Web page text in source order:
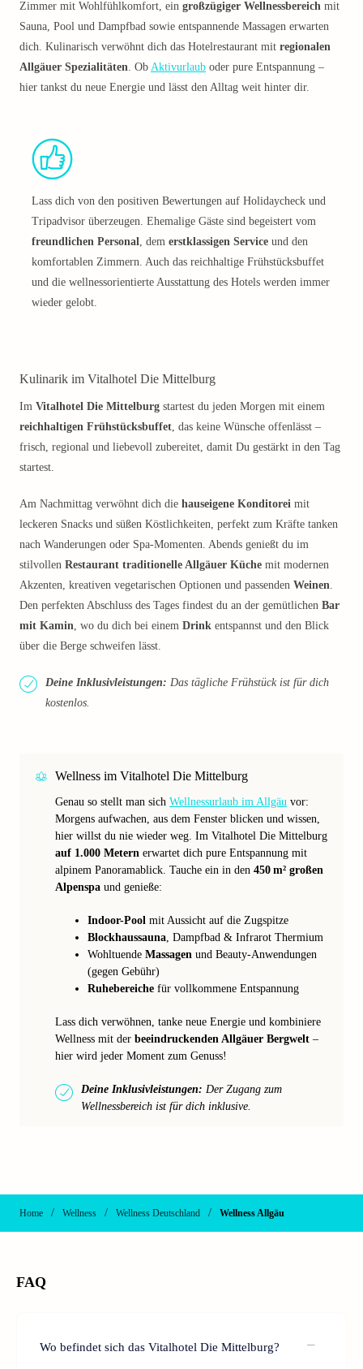
Zimmer mit Wohlfühlkomfort, ein großzügiger Wellnessbereich mit
Sauna, Pool und Dampfbad sowie entspannende Massagen erwarten
dich. Kulinarisch verwöhnt dich das Hotelrestaurant mit regionalen
Allgäuer Spezialitäten. Ob Aktivurlaub oder pure Entspannung –
hier tankst du neue Energie und lässt den Alltag weit hinter dir.
Lass dich von den positiven Bewertungen auf Holidaycheck und
Tripadvisor überzeugen. Ehemalige Gäste sind begeistert vom
freundlichen Personal, dem erstklassigen Service und den
komfortablen Zimmern. Auch das reichhaltige Frühstücksbuffet
und die wellnessorientierte Ausstattung des Hotels werden immer
wieder gelobt.
Kulinarik im Vitalhotel Die Mittelburg
Im Vitalhotel Die Mittelburg startest du jeden Morgen mit einem
reichhaltigen Frühstücksbuffet, das keine Wünsche offenlässt –
frisch, regional und liebevoll zubereitet, damit Du gestärkt in den Tag
startest.
Am Nachmittag verwöhnt dich die hauseigene Konditorei mit
leckeren Snacks und süßen Köstlichkeiten, perfekt zum Kräfte tanken
nach Wanderungen oder Spa-Momenten. Abends genießt du im
stilvollen Restaurant traditionelle Allgäuer Küche mit modernen
Akzenten, kreativen vegetarischen Optionen und passenden Weinen.
Den perfekten Abschluss des Tages findest du an der gemütlichen Bar
mit Kamin, wo du dich bei einem Drink entspannst und den Blick
über die Berge schweifen lässt.
Deine Inklusivleistungen: Das tägliche Frühstück ist für dich
kostenlos.
Wellness im Vitalhotel Die Mittelburg
Genau so stellt man sich Wellnessurlaub im Allgäu vor:
Morgens aufwachen, aus dem Fenster blicken und wissen,
hier willst du nie wieder weg. Im Vitalhotel Die Mittelburg
auf 1.000 Metern erwartet dich pure Entspannung mit
alpinem Panoramablick. Tauche ein in den 450 m² großen
Alpenspa und genieße:
Indoor-Pool mit Aussicht auf die Zugspitze
Blockhaussauna, Dampfbad & Infrarot Thermium
Wohltuende Massagen und Beauty-Anwendungen
(gegen Gebühr)
Ruhebereiche für vollkommene Entspannung
Lass dich verwöhnen, tanke neue Energie und kombiniere
Wellness mit der beeindruckenden Allgäuer Bergwelt –
hier wird jeder Moment zum Genuss!
Deine Inklusivleistungen: Der Zugang zum
Wellnessbereich ist für dich inklusive.
Home / Wellness / Wellness Deutschland / Wellness Allgäu
FAQ
Wo befindet sich das Vitalhotel Die Mittelburg?